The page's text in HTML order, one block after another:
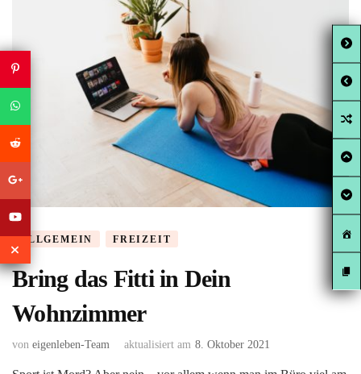
ALLGEMEIN FREIZEIT
Bring das Fitti in Dein
Wohnzimmer
von eigenleben-Team aktualisiert am 8. Oktober 2021